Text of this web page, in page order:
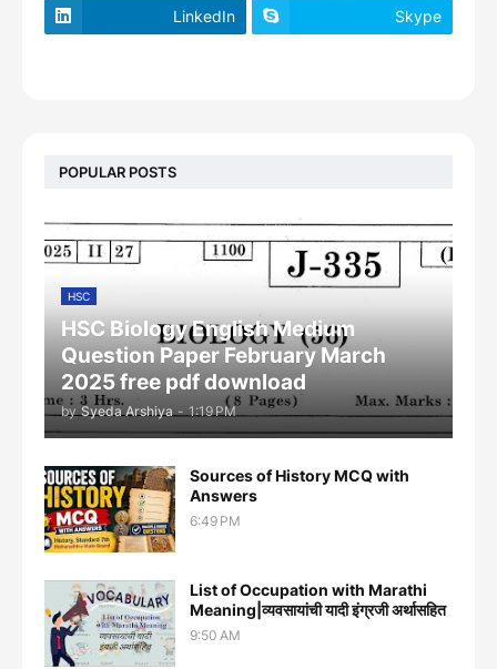
LinkedIn Skype
POPULAR POSTS
HSC
HSC Biology English Medium
Question Paper February March
2025 free pdf download
by Syeda Arshiya - 1:19 PM
Sources of History MCQ with
Answers
6:49 PM
List of Occupation with Marathi
Meaning|व्यवसायांची यादी इंग्रजी अर्थासह‍ित
9:50 AM